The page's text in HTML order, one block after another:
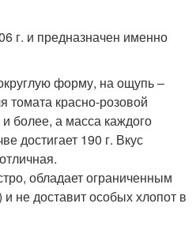
г. и предназначен именно
форму, на ощупь –
томата красно-розовой
более, а масса каждого
достигает 190 г. Вкус
обладает ограниченным
не доставит особых хлопот в